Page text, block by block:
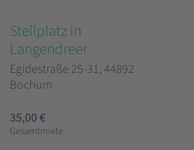
Stellplatz in
Langendreer
Egidestraße 25-31, 44892
Bochum
35,00 €
Gesamtmiete